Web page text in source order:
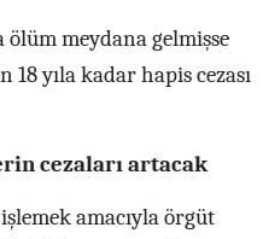
meydana gelmişse
18 yıla kadar hapis cezası
cezaları artacak
amacıyla örgüt